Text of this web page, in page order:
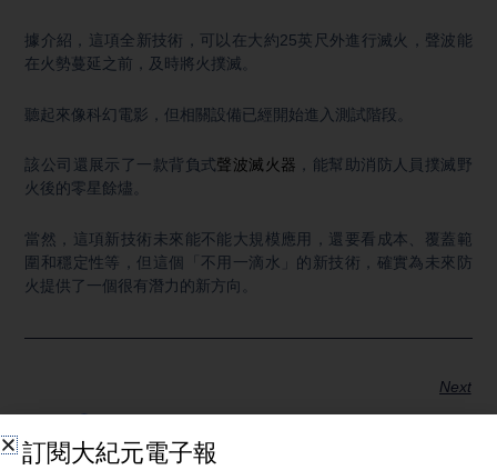
據介紹，這項全新技術，可以在大約25英尺外進行滅火，聲波能
在火勢蔓延之前，及時將火撲滅。
聽起來像科幻電影，但相關設備已經開始進入測試階段。
該公司還展示了一款背負式聲波滅火器 ，能幫助消防人員撲滅野
火後的零星餘燼。
當然，這項新技術未來能不能大規模應用，還要看成本、覆蓋範
圍和穩定性等，但這個「不用一滴水」的新技術，確實為未來防
火提供了一個很有潛力的新方向。
Next